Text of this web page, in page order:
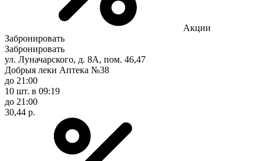
Акции
Забронировать
Забронировать
ул. Луначарского, д. 8А, пом. 46,47
Добрыя леки Аптека №38
до 21:00
10 шт. в 09:19
до 21:00
30,44 р.